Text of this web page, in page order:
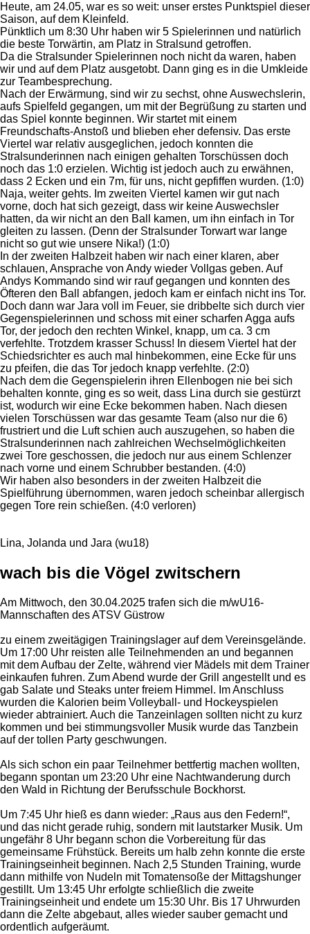
Heute, am 24.05, war es so weit: unser erstes Punktspiel dieser
Saison, auf dem Kleinfeld.
Pünktlich um 8:30 Uhr haben wir 5 Spielerinnen und natürlich
die beste Torwärtin, am Platz in Stralsund getroffen.
Da die Stralsunder Spielerinnen noch nicht da waren, haben
wir und auf dem Platz ausgetobt. Dann ging es in die Umkleide
zur Teambesprechung.
Nach der Erwärmung, sind wir zu sechst, ohne Auswechslerin,
aufs Spielfeld gegangen, um mit der Begrüßung zu starten und
das Spiel konnte beginnen. Wir startet mit einem
Freundschafts-Anstoß und blieben eher defensiv. Das erste
Viertel war relativ ausgeglichen, jedoch konnten die
Stralsunderinnen nach einigen gehalten Torschüssen doch
noch das 1:0 erzielen. Wichtig ist jedoch auch zu erwähnen,
dass 2 Ecken und ein 7m, für uns, nicht gepfiffen wurden. (1:0)
Naja, weiter gehts. Im zweiten Viertel kamen wir gut nach
vorne, doch hat sich gezeigt, dass wir keine Auswechsler
hatten, da wir nicht an den Ball kamen, um ihn einfach in Tor
gleiten zu lassen. (Denn der Stralsunder Torwart war lange
nicht so gut wie unsere Nika!) (1:0)
In der zweiten Halbzeit haben wir nach einer klaren, aber
schlauen, Ansprache von Andy wieder Vollgas geben. Auf
Andys Kommando sind wir rauf gegangen und konnten des
Öfteren den Ball abfangen, jedoch kam er einfach nicht ins Tor.
Doch dann war Jara voll im Feuer, sie dribbelte sich durch vier
Gegenspielerinnen und schoss mit einer scharfen Agga aufs
Tor, der jedoch den rechten Winkel, knapp, um ca. 3 cm
verfehlte. Trotzdem krasser Schuss! In diesem Viertel hat der
Schiedsrichter es auch mal hinbekommen, eine Ecke für uns
zu pfeifen, die das Tor jedoch knapp verfehlte. (2:0)
Nach dem die Gegenspielerin ihren Ellenbogen nie bei sich
behalten konnte, ging es so weit, dass Lina durch sie gestürzt
ist, wodurch wir eine Ecke bekommen haben. Nach diesen
vielen Torschüssen war das gesamte Team (also nur die 6)
frustriert und die Luft schien auch auszugehen, so haben die
Stralsunderinnen nach zahlreichen Wechselmöglichkeiten
zwei Tore geschossen, die jedoch nur aus einem Schlenzer
nach vorne und einem Schrubber bestanden. (4:0)
Wir haben also besonders in der zweiten Halbzeit die
Spielführung übernommen, waren jedoch scheinbar allergisch
gegen Tore rein schießen. (4:0 verloren)
Lina, Jolanda und Jara (wu18)
wach bis die Vögel zwitschern
Am Mittwoch, den 30.04.2025 trafen sich die m/wU16-
Mannschaften des ATSV Güstrow
zu einem zweitägigen Trainingslager auf dem Vereinsgelände.
Um 17:00 Uhr reisten alle Teilnehmenden an und begannen
mit dem Aufbau der Zelte, während vier Mädels mit dem Trainer
einkaufen fuhren. Zum Abend wurde der Grill angestellt und es
gab Salate und Steaks unter freiem Himmel. Im Anschluss
wurden die Kalorien beim Volleyball- und Hockeyspielen
wieder abtrainiert. Auch die Tanzeinlagen sollten nicht zu kurz
kommen und bei stimmungsvoller Musik wurde das Tanzbein
auf der tollen Party geschwungen.
Als sich schon ein paar Teilnehmer bettfertig machen wollten,
begann spontan um 23:20 Uhr eine Nachtwanderung durch
den Wald in Richtung der Berufsschule Bockhorst.
Um 7:45 Uhr hieß es dann wieder: „Raus aus den Federn!“,
und das nicht gerade ruhig, sondern mit lautstarker Musik. Um
ungefähr 8 Uhr begann schon die Vorbereitung für das
gemeinsame Frühstück. Bereits um halb zehn konnte die erste
Trainingseinheit beginnen. Nach 2,5 Stunden Training, wurde
dann mithilfe von Nudeln mit Tomatensoße der Mittagshunger
gestillt. Um 13:45 Uhr erfolgte schließlich die zweite
Trainingseinheit und endete um 15:30 Uhr. Bis 17 Uhrwurden
dann die Zelte abgebaut, alles wieder sauber gemacht und
ordentlich aufgeräumt.